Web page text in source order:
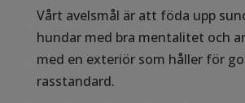
Vårt avelsmål är att föda upp
hundar med bra mentalitet och
med en exteriör som håller för
rasstandard.